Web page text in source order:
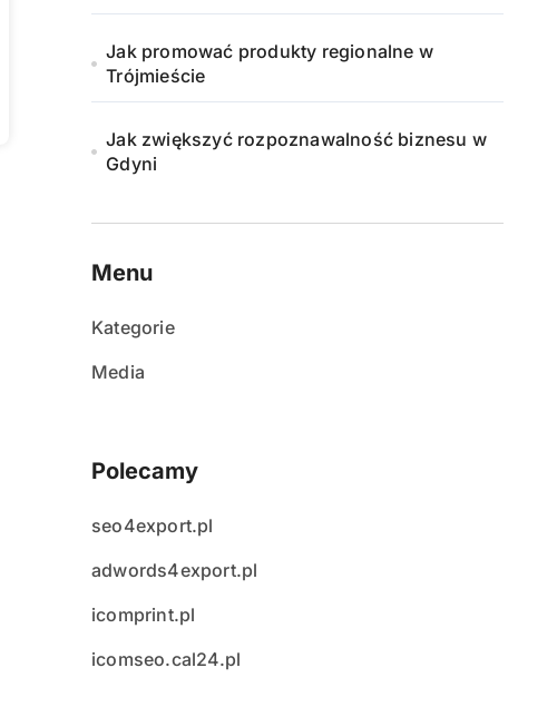
Jak promować produkty regionalne w
Trójmieście
Jak zwiększyć rozpoznawalność biznesu w
Gdyni
Menu
Kategorie
Media
Polecamy
seo4export.pl
adwords4export.pl
icomprint.pl
icomseo.cal24.pl